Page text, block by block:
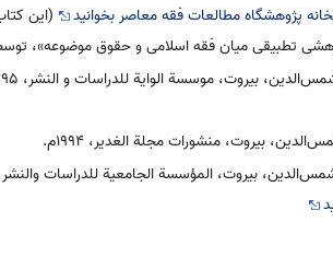
پژوهشگاه مطالعات فقه معاصر بخوانید
(این
تطبیقی میان فقه اسلامی و حقوق موضوعه»،
بيروت، موسسة الوایة للدراسات و النشر، ۱۹۹۵م.
بيروت، منشورات مجلة الغدير، ۱۹۹۴م.
بیروت، المؤسسة الجامعية للدراسات والنشر